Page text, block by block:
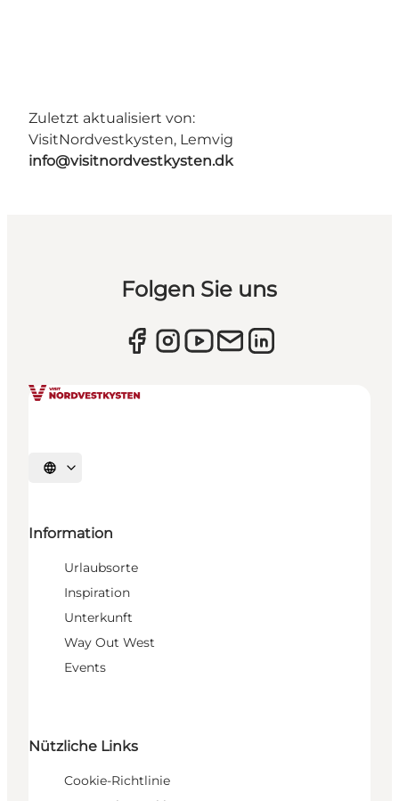
Zuletzt aktualisiert von:
VisitNordvestkysten, Lemvig
info@visitnordvestkysten.dk
Folgen Sie uns
Sprache auswählen
Information
Urlaubsorte
Inspiration
Unterkunft
Way Out West
Events
Nützliche Links
Cookie-Richtlinie